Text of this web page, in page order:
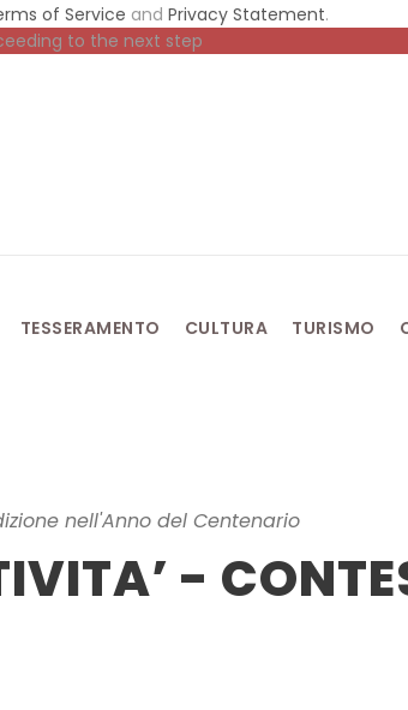
of Service and Privacy Statement.
to the next step
TESSERAMENTO CULTURA TURISMO
nell'Anno del Centenario
-